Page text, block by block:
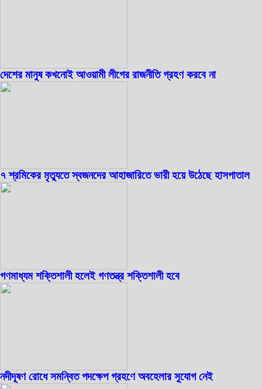
দেশের মানুষ কখনোই আওয়ামী লীগের রাজনীতি গ্রহণ করবে না
৭ শ্রমিকের মৃত্যুতে স্বজনদের আহাজারিতে ভারী হয়ে উঠেছে হাসপাতাল
গণমাধ্যম শক্তিশালী হলেই গণতন্ত্র শক্তিশালী হবে
নদীদূষণ রোধে সমন্বিত পদক্ষেপ গ্রহণে অবহেলার সুযোগ নেই